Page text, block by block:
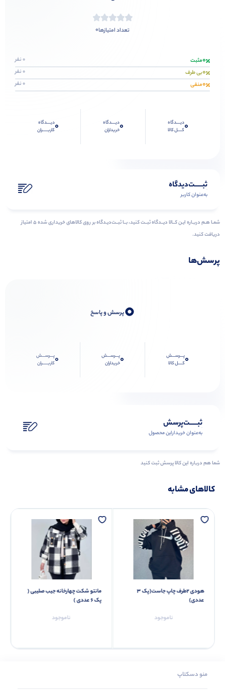
تعداد امتیازها0
0مثبت 0 نفر
0بی طرف 0 نفر
0منفی 0 نفر
0دیــــدگاه
کــــل کالا
0دیــــدگاه
خریداران
0دیــــدگاه
کاربـــــران
ثبـــــت‌دیدگاه
به‌عنوان کاربر
شمـا هـم دربـاره ایـن کــالا دیــدگاه ثبــت کنید، بــا ثبــت‌دیـدگاه بر روی کالاهای خریداری شده ۵ امتیاز
دریافت کنید.
پرسش‌ها
0پرسش و پاسخ
0پـــرســـش
کــــل کالا
0پـــرســـش
خریداران
0پـــرســـش
کاربـــــران
ثبـــــت‌پرسش
به‌عنوان ‌خریدار‌این‌ محصول
شما هم درباره این کالا پرسش ثبت کنید
کالاهای مشابه
هودی ۲طرف چاپ جاست(پک 3
عددی)
ناموجود
مانتو شکت چهارخانه جیب صلیبی (
پک 6 عددی )
ناموجود
منو دسکتاپ